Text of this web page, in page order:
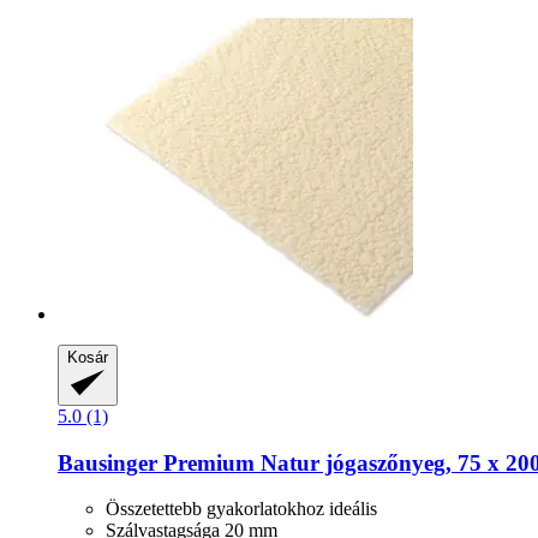
Kosár
5.0 (1)
Bausinger Premium Natur jógaszőnyeg, 75 x
Összetettebb gyakorlatokhoz ideális
Szálvastagsága 20 mm